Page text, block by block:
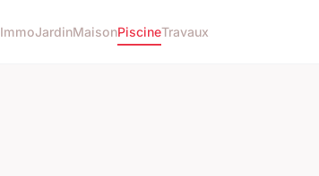
ImmoJardinMaisonPiscineTravaux